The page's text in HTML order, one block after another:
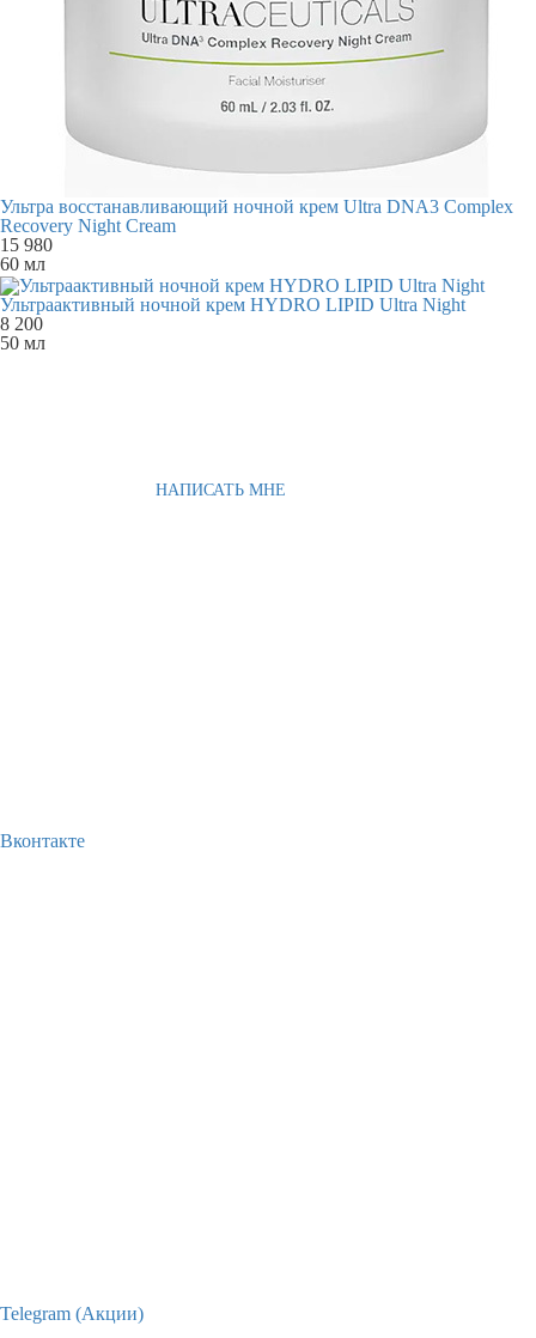
Ультра восстанавливающий ночной крем Ultra DNA3 Complex
Recovery Night Cream
15 980
60 мл
Ультраактивный ночной крем HYDRO LIPID Ultra Night
8 200
50 мл
НАПИСАТЬ МНЕ
Вконтакте
Telegram (Акции)